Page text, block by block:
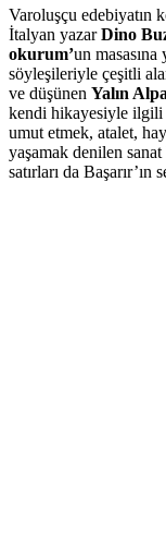
Varoluşçu edebiyatın
İtalyan yazarDino
okurum’un
söyleşileriyle çeşitli
ve düşünen Yalın
kendi hikayesiyle ilgili
umut etmek, atalet,
yaşamak denilen
satırları da